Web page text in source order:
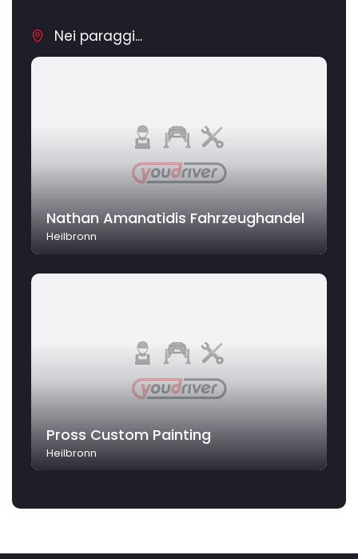
Nei paraggi...
Nathan Amanatidis Fahrzeughandel
Heilbronn
Pross Custom Painting
Heilbronn